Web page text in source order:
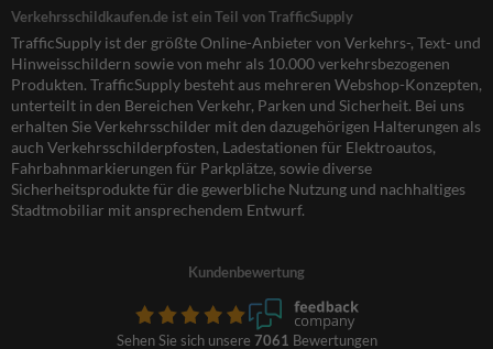
Verkehrsschildkaufen.de ist ein Teil von TrafficSupply
TrafficSupply ist der größte Online-Anbieter von Verkehrs-, Text- und
Hinweisschildern sowie von mehr als 10.000 verkehrsbezogenen
Produkten. TrafficSupply besteht aus mehreren Webshop-Konzepten,
unterteilt in den Bereichen Verkehr, Parken und Sicherheit. Bei uns
erhalten Sie Verkehrsschilder mit den dazugehörigen Halterungen als
auch Verkehrsschilderpfosten, Ladestationen für Elektroautos,
Fahrbahnmarkierungen für Parkplätze, sowie diverse
Sicherheitsprodukte für die gewerbliche Nutzung und nachhaltiges
Stadtmobiliar mit ansprechendem Entwurf.
Kundenbewertung
Sehen Sie sich unsere 7061 Bewertungen